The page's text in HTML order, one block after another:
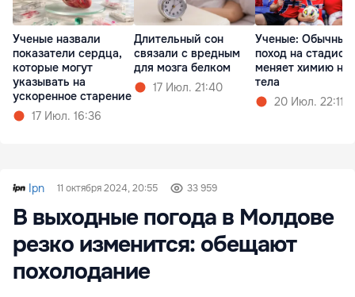
Ученые назвали
показатели сердца,
которые могут
указывать на
ускоренное старение
17 Июл. 16:36
Длительный сон
связали с вредным
для мозга белком
17 Июл. 21:40
Ученые: Обычный
поход на стадион
меняет химию
тела
20 Июл. 22:11
Ipn 11 октября 2024, 20:55 33 959
В выходные погода в Молдове
резко изменится: обещают
похолодание